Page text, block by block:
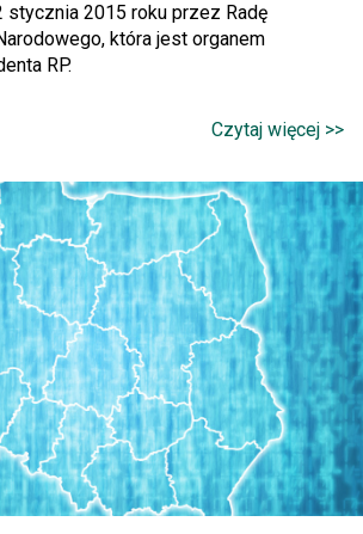
stycznia 2015 roku przez Radę
która jest organem
RP.
Czytaj więcej >>